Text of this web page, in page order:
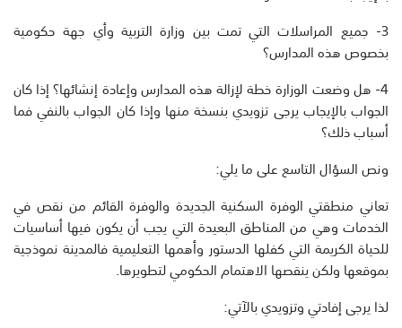
3- جميع المراسلات التي تمت بين وزارة التربية وأي جهة حكومية
بخصوص هذه المدارس؟
4- هل وضعت الوزارة خطة لإزالة هذه المدارس وإعادة إنشائها؟ إذا كان
الجواب بالإيجاب يرجى تزويدي بنسخة منها وإذا كان الجواب بالنفي فما
أسباب ذلك؟
ونص السؤال التاسع على ما يلي:
تعاني منطقتي الوفرة السكنية الجديدة والوفرة القائم من نقص في
الخدمات وهي من المناطق البعيدة التي يجب أن يكون فيها أساسيات
للحياة الكريمة التي كفلها الدستور وأهمها التعليمية فالمدينة نموذجية
بموقعها ولكن ينقصها الاهتمام الحكومي لتطويرها.
لذا يرجى إفادتي وتزويدي بالآتي: